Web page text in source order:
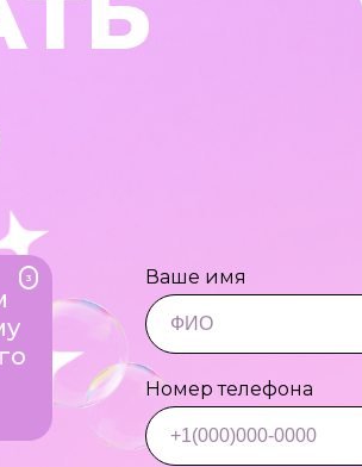
3 Ваше имя
Номер телефона